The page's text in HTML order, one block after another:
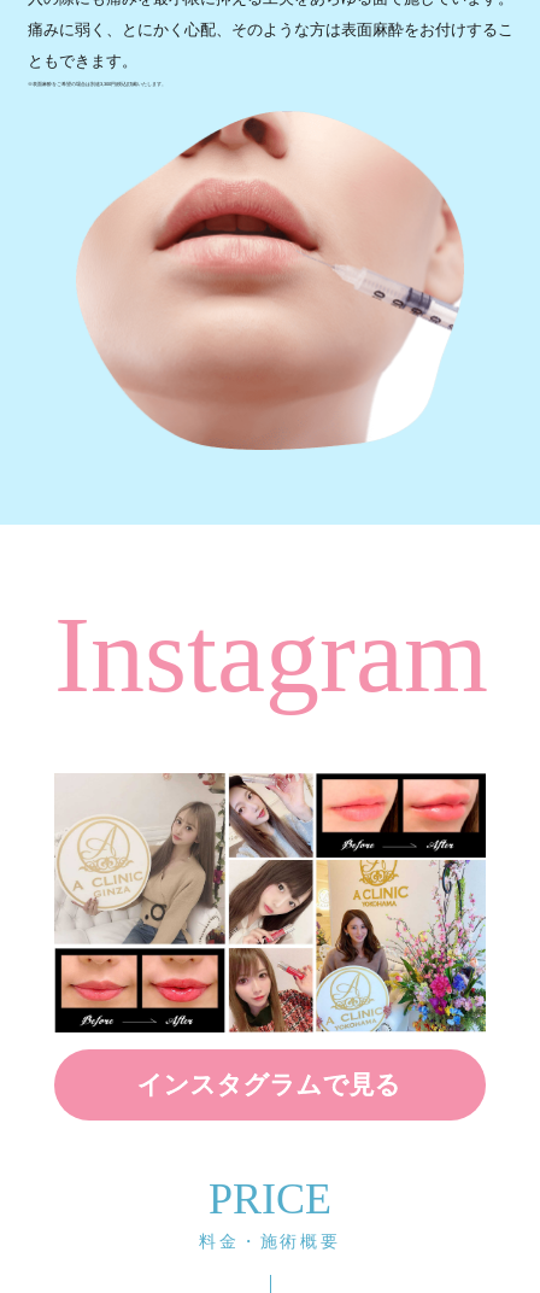
痛みに弱く、とにかく心配、そのような方は表面麻酔をお付けするこ
ともできます。
※表面麻酔をご希望の場合は別途3,300円(税込)頂戴いたします。
Instagram
インスタグラムで見る
PRICE
料金・施術概要